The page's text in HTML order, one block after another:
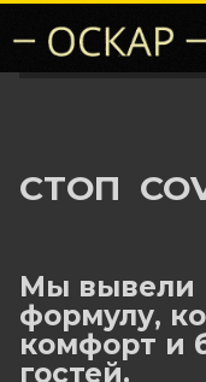
СТОП
Мы вывели
формулу,
комфорт и
гостей.